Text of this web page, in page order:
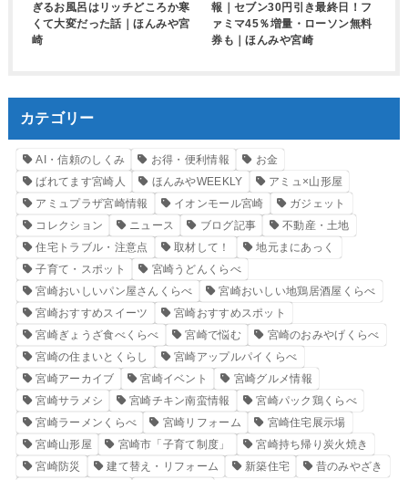
ぎるお風呂はリッチどころか寒
くて大変だった話｜ほんみや宮
崎
報｜セブン30円引き最終日！フ
ァミマ45％増量・ローソン無料
券も｜ほんみや宮崎
カテゴリー
AI・信頼のしくみ お得・便利情報
お金
ばれてます宮崎人
ほんみやWEEKLY
アミュ×山形屋
アミュプラザ宮崎情報
イオンモール宮崎
ガジェット
コレクション
ニュース ブログ記事
不動産・土地
住宅トラブル・注意点
取材して！
地元まにあっく
子育て・スポット
宮崎うどんくらべ
宮崎おいしいパン屋さんくらべ
宮崎おいしい地鶏居酒屋くらべ
宮崎おすすめスイーツ
宮崎おすすめスポット
宮崎ぎょうざ食べくらべ
宮崎で悩む
宮崎のおみやげくらべ
宮崎の住まいとくらし
宮崎アップルパイくらべ
宮崎アーカイブ
宮崎イベント
宮崎グルメ情報
宮崎サラメシ
宮崎チキン南蛮情報
宮崎パック鶏くらべ
宮崎ラーメンくらべ
宮崎リフォーム
宮崎住宅展示場
宮崎山形屋
宮崎市「子育て制度」
宮崎持ち帰り炭火焼き
宮崎防災
建て替え・リフォーム 新築住宅
昔のみやざき